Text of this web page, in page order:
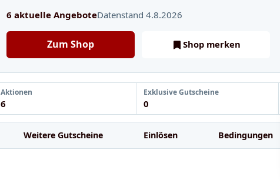
6 aktuelle AngeboteDatenstand 4.8.2026
Zum Shop Shop merken
Aktionen
6
Exklusive Gutscheine
0
Weitere Gutscheine Einlösen Bedingungen